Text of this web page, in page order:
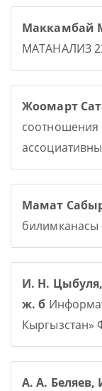
Маккамбай
МАТАНАЛИЗ
Жоомарт
соотношения
Мамат
билимканасы
И. Н.
ж. б
Кыргызстан»
А. А.